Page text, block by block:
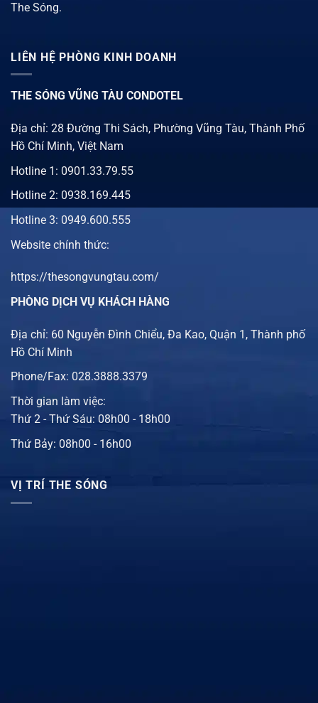
The Sóng.
LIÊN HỆ PHÒNG KINH DOANH
THE SÓNG VŨNG TÀU CONDOTEL
Địa chỉ: 28 Đường Thi Sách, Phường Vũng Tàu, Thành Phố
Hồ Chí Minh, Việt Nam
Hotline 1: 0901.33.79.55
Hotline 2: 0938.169.445
Hotline 3: 0949.600.555
Website chính thức:
https://thesongvungtau.com/
PHÒNG DỊCH VỤ KHÁCH HÀNG
Địa chỉ: 60 Nguyễn Đình Chiểu, Đa Kao, Quận 1, Thành phố
Hồ Chí Minh
Phone/Fax: 028.3888.3379
Thời gian làm việc:
Thứ 2 - Thứ Sáu: 08h00 - 18h00
Thứ Bảy: 08h00 - 16h00
VỊ TRÍ THE SÓNG